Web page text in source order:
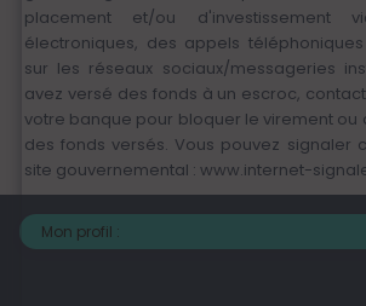
placement et/ou d'investissement
électroniques, des appels
sur les réseaux sociaux/messageries
avez versé des fonds à un escroc,
votre banque pour bloquer le virement ou
des fonds versés. Vous pouvez signaler
site gouvernemental : www.internet-
Mon profil :